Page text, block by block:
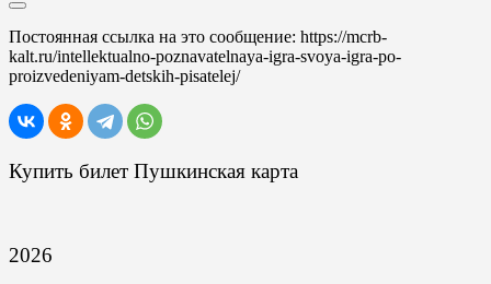
Постоянная ссылка на это сообщение: https://mcrb-
kalt.ru/intellektualno-poznavatelnaya-igra-svoya-igra-po-
proizvedeniyam-detskih-pisatelej/
Купить билет Пушкинская карта
2026